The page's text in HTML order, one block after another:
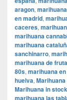
aragon,
en madrid,
caceres,
marihuana
marihuana
sanchinarro,
marihuana de
80s, marihuana
huelva,
Marihuana in
marihuana las